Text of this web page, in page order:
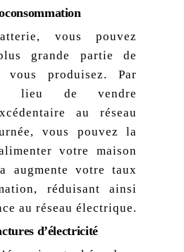
vous pouvez
grande partie de
vous produisez. Par
lieu de vendre
au réseau
vous pouvez la
votre maison
augmente votre taux
réduisant ainsi
au réseau électrique.
d’électricité